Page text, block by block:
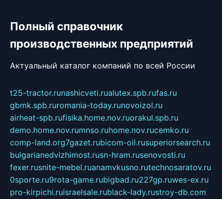
Полный справочник
производственных предприятий
Актуальный каталог компаний по всей России
t25-tractor.runashicveti.rualutex.spb.rufas.ru
gbmk.spb.ruromania-today.runovoizol.ru
airheat-spb.rufisika.home.nov.ruorakul.spb.ru
demo.home.nov.rumnso.ruhome.nov.rucemko.ru
comp-land.org7gazet.rubicom-oil.rusuperiorsearch.ru
bulgarianedvizhimost.rusn-hram.rusenovosti.ru
fexer.rusnite-mebel.ruanamvkusno.rutechnosaratov.ru
0sporte.ru9rota-game.rubigbad.ru227gp.ruwes-ex.ru
pro-kirpichi.ruisraelsale.rublack-lady.rustroy-db.com